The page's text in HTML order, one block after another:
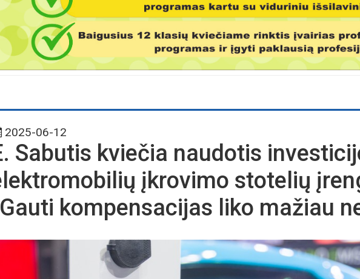
2025-06-12
Sabutis kviečia naudotis
įkrovimo stotelių
kompensacijas liko mažiau